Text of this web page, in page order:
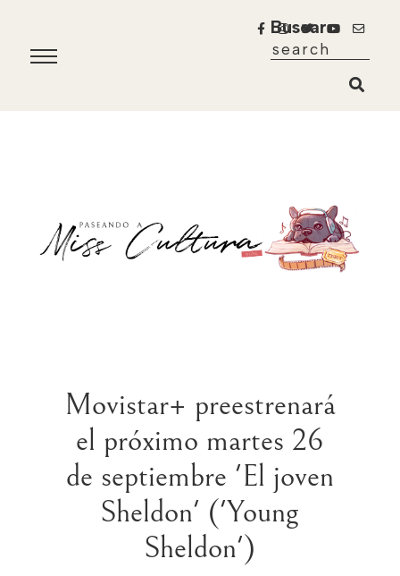
Buscar
Movistar+ preestrenará
el próximo martes 26
de septiembre 'El joven
Sheldon' ('Young
Sheldon')